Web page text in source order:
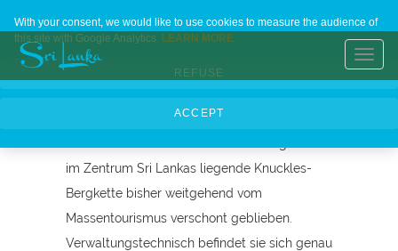
Home Contact Us About Us Languages
Nebelkette
Botanische Vielfalt und Land der Legenden
Trotz ihrer Klassifizierung seit 2010 als
im Zentrum Sri Lankas liegende Knuckles-
Bergkette bisher weitgehend vom
Massentourismus verschont geblieben.
Verwaltungstechnisch befindet sie sich genau
With your consent, we would like to use cookies to measure the audience of
this site with Google Analytics. LEARN MORE
REFUSE
ACCEPT